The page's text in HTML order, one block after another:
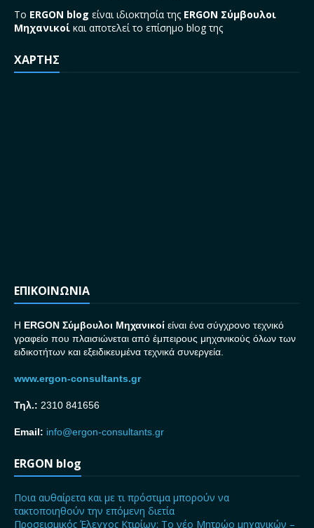
Το ERGON blog είναι ιδιοκτησία της ERGON Σύμβουλοι
Μηχανικοί και αποτελεί το επίσημο blog της
ΧΑΡΤΗΣ
ΕΠΙΚΟΙΝΩΝΙΑ
H ERGON Σύμβουλοι Μηχανικοί είναι ένα σύγχρονο τεχνικό
γραφείο που πλαισιώνεται από έμπειρους μηχανικούς όλων των
ειδικοτήτων και εξειδικευμένα τεχνικά συνεργεία.
www.ergon-consultants.gr
Τηλ.: 2310 841656
Email: info@ergon-consultants.gr
ERGON blog
Ποια αυθαίρετα και με τι πρόστιμα μπορούν να
τακτοποιηθούν την επόμενη διετία
Προσεισμικός Έλεγχος Κτιρίων: Το νέο Μητρώο μηχανικών –